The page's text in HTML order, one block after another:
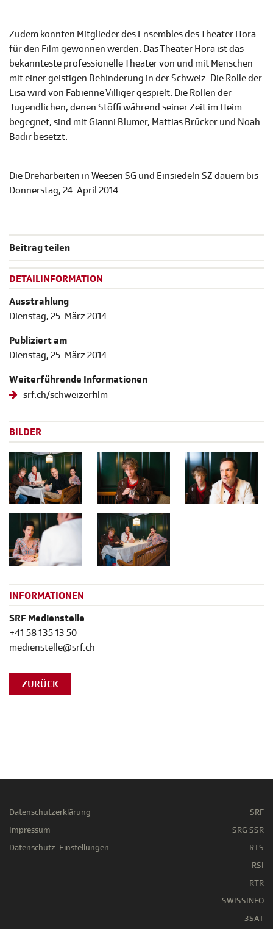
Zudem konnten Mitglieder des Ensembles des Theater Hora
für den Film gewonnen werden. Das Theater Hora ist das
bekannteste professionelle Theater von und mit Menschen
mit einer geistigen Behinderung in der Schweiz. Die Rolle der
Lisa wird von Fabienne Villiger gespielt. Die Rollen der
Jugendlichen, denen Stöffi während seiner Zeit im Heim
begegnet, sind mit Gianni Blumer, Mattias Brücker und Noah
Badir besetzt.
Die Dreharbeiten in Weesen SG und Einsiedeln SZ dauern bis
Donnerstag, 24. April 2014.
Beitrag teilen
DETAILINFORMATION
Ausstrahlung
Dienstag, 25. März 2014
Publiziert am
Dienstag, 25. März 2014
Weiterführende Informationen
srf.ch/schweizerfilm
BILDER
INFORMATIONEN
SRF Medienstelle
+41 58 135 13 50
medienstelle@srf.ch
ZURÜCK
Datenschutzerklärung
Impressum
Datenschutz-Einstellungen
SRF
SRG SSR
RTS
RSI
RTR
SWISSINFO
3SAT